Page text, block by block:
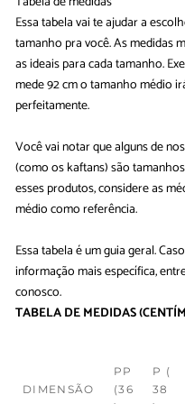
Essa tabela vai te ajudar a
tamanho pra você. As medidas
as ideais para cada tamanho.
mede 92 cm o tamanho médio
perfeitamente.
Você vai notar que alguns de
(como os kaftans) são
esses produtos, considere as
médio como referência.
Essa tabela é um guia geral.
informação mais específica,
conosco.
TABELA DE MEDIDAS
DIMENSÃO
PP
(36
P (
38